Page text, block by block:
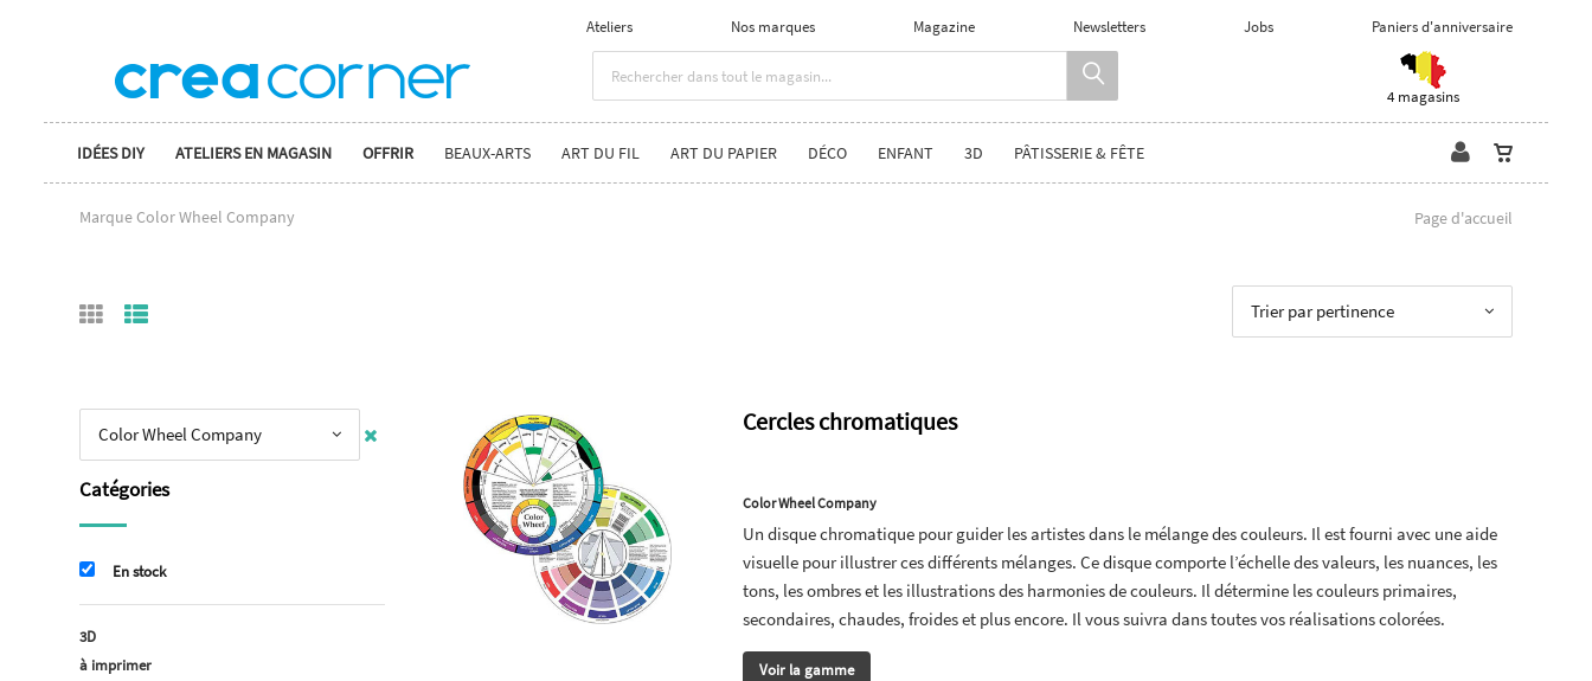
Ateliers Nos marques Magazine Newsletters Jobs Paniers d'anniversaire
4 magasins
IDÉES DIY ATELIERS EN MAGASIN OFFRIR BEAUX-ARTS ART DU FIL ART DU PAPIER DÉCO ENFANT 3D PÂTISSERIE & FÊTE
Marque Color Wheel Company Page d'accueil
Trier par pertinence
Cercles chromatiques
Color Wheel Company
Un disque chromatique pour guider les artistes dans le mélange des couleurs. Il est fourni avec une aide
visuelle pour illustrer ces différents mélanges. Ce disque comporte l’échelle des valeurs, les nuances, les
tons, les ombres et les illustrations des harmonies de couleurs. Il détermine les couleurs primaires,
secondaires, chaudes, froides et plus encore. Il vous suivra dans toutes vos réalisations colorées.
Voir la gamme
Color Wheel Company
Catégories
En stock
3D
à imprimer